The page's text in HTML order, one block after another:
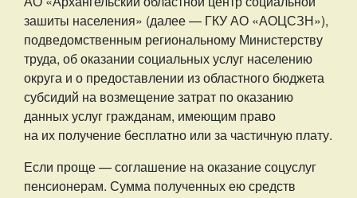
зашиты населения» (далее — ГКУ АО «АОЦСЗН»),
подведомственным региональному Министерству
труда, об оказании социальных услуг населению
округа и о предоставлении из областного бюджета
субсидий на возмещение затрат по оказанию
данных услуг гражданам, имеющим право
на их получение бесплатно или за частичную плату.
Если проще — соглашение на оказание соцуслуг
пенсионерам. Сумма полученных ею средств